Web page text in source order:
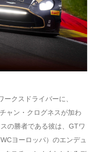
クスドライバーに、
ャン・クログネスが加わ
の勝者である彼は、GTワ
ヨーロッパ）のエンデュ